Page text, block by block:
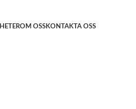
OM OSSKONTAKTA OSS